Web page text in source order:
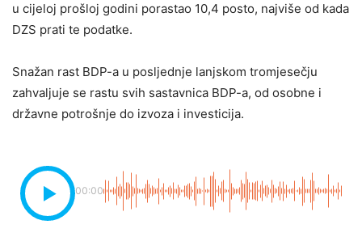
u cijeloj prošloj godini porastao 10,4 posto, najviše od kada
DZS prati te podatke.
Snažan rast BDP-a u posljednje lanjskom tromjesečju
zahvaljuje se rastu svih sastavnica BDP-a, od osobne i
državne potrošnje do izvoza i investicija.
00:00